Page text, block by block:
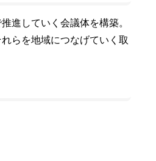
進していく会議体を構築。
らを地域につなげていく取